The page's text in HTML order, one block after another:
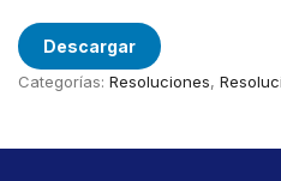
Descargar
Categorías: Resoluciones,